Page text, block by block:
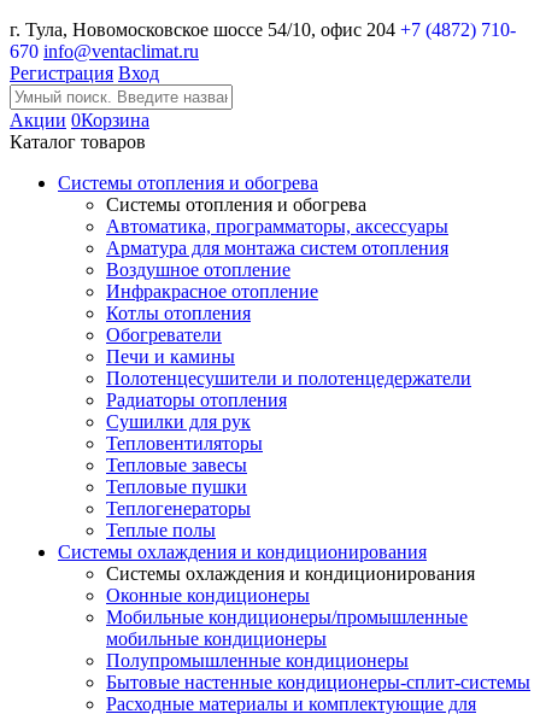
г. Тула, Новомосковское шоссе 54/10, офис 204 +7 (4872) 710-
670 info@ventaclimat.ru
Регистрация Вход
Акции 0Корзина
Каталог товаров
Системы отопления и обогрева
Системы отопления и обогрева
Автоматика, программаторы, аксессуары
Арматура для монтажа систем отопления
Воздушное отопление
Инфракрасное отопление
Котлы отопления
Обогреватели
Печи и камины
Полотенцесушители и полотенцедержатели
Радиаторы отопления
Сушилки для рук
Тепловентиляторы
Тепловые завесы
Тепловые пушки
Теплогенераторы
Теплые полы
Системы охлаждения и кондиционирования
Системы охлаждения и кондиционирования
Оконные кондиционеры
Мобильные кондиционеры/промышленные
мобильные кондиционеры
Полупромышленные кондиционеры
Бытовые настенные кондиционеры-сплит-системы
Расходные материалы и комплектующие для